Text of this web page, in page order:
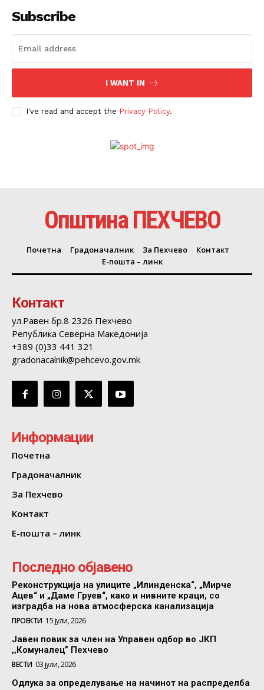
Subscribe
I WANT IN
I've read and accept the Privacy Policy.
Општина ПЕХЧЕВО
Почетна Градоначалник За Пехчево
Контакт
Е-пошта – линк
Контакт
ул.Равен бр.8 2326 Пехчево
Република Северна Македонија
+389 (0)33 441 321
gradonacalnik@pehcevo.gov.mk
Информации
Почетна
Градоначалник
За Пехчево
Контакт
Е-пошта – линк
Последно објавено
Реконструкција на улиците „Илинденска“, „Мирче
Ацев“ и „Даме Груев“, како и нивните краци, со
изградба на нова атмосферска канализација
ПРОЕКТИ 15 јули, 2026
Јавен повик за член на Управен одбор во ЈКП
,,Комуналец” Пехчево
ВЕСТИ 03 јули, 2026
Одлука за определување на начинот на распределба